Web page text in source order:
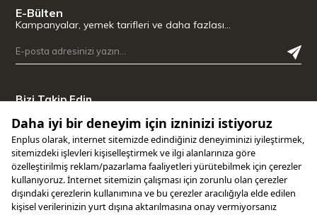
E-Bülten
Kampanyalar, yemek tarifleri ve daha fazlası…
Bizi Takip Edin
Uygulamamızı İndirin